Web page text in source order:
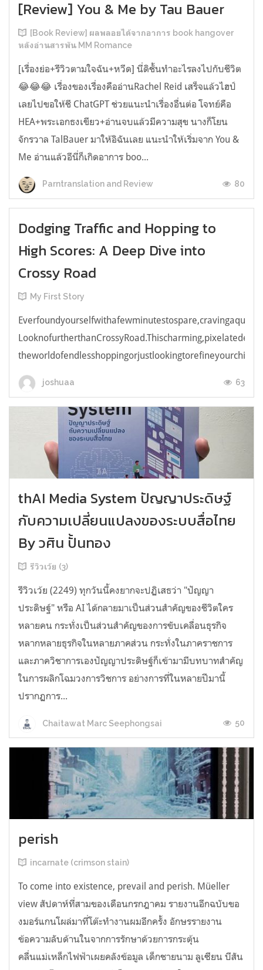
[Review] You & Me by Tau Bauer
[Book Review] ผลพลอยได้จากอาการ book hangover
หลังอ่านสารพัน MM Romance
[เรื่องย่อ+รีวิวตามใจฉัน+หวีด] นี่ดิชั้นทำอะไรลงไปกับชีวิต
😂😂😂 เรื่องของเรื่องคืออ่านRachel Reid เสร็จแล้วไฮป์
เลยไปขอให้ชี ChatGPT ช่วยแนะนำเรื่องอื่นต่อ โจทย์คือ
HEA+พระเอกธงเขียว+อ่านจบแล้วมีความสุข นางก็โยน
จักรวาล TalBauer มาให้อิฉันเลย แนะนำให้เริ่มจาก You &
Me อ่านแล้วอีนี่ก็เกิดอาการ boo...
Parntranslation and Review 80
Dodging Traffic and Hopping to
High Scores: A Deep Dive into
Crossy Road
My First Story
joshuaa 63
thAI Media System ปัญญาประดิษฐ์
กับความเปลี่ยนแปลงของระบบสื่อไทย
By วศิน ปั้นทอง
รีวิวเว้ย (3)
รีวิวเว้ย (2249) ทุกวันนี้คงยากจะปฏิเสธว่า "ปัญญา
ประดิษฐ์" หรือ AI ได้กลายมาเป็นส่วนสำคัญของชีวิตใคร
หลายคน กระทั่งเป็นส่วนสำคัญของการขับเคลื่อนธุรกิจ
หลากหลายธุรกิจในหลายภาคส่วน กระทั่งในภาคราชการ
และภาควิชาการเองปัญญาประดิษฐ์ก็เข้ามามีบทบาทสำคัญ
ในการผลิกโฉมวงการวิชการ อย่างการที่ในหลายปีมานี้
ปรากฏการ...
Chaitawat Marc Seephongsai 50
perish
incarnate (crimson stain)
To come into existence, prevail and perish. Müeller
view สัปดาห์ที่สามของเดือนกรกฎาคม รายงานอีกฉบับขอ
งมอร์แกนโผล่มาที่โต๊ะทำงานผมอีกครั้ง อักษรรายงาน
ข้อความลับด้านในจากการรักษาด้วยการกระตุ้น
คลื่นแม่เหล็กไฟฟ้าเผยคลังข้อมูล เด็กชายนาม ลูเซียน บีสัน